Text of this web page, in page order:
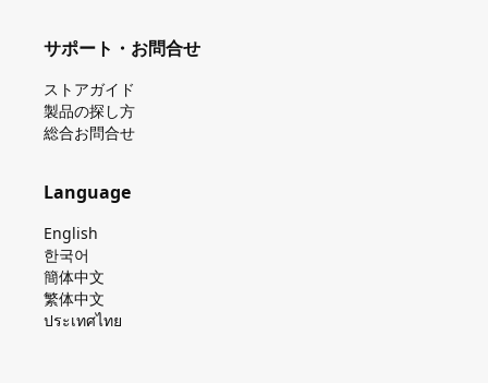
サポート・お問合せ
ストアガイド
製品の探し⽅
総合お問合せ
Language
English
한국어
簡体中文
繁体中文
ประเทศไทย